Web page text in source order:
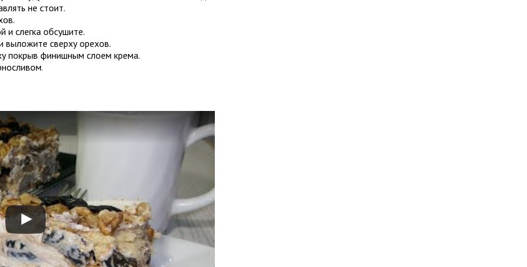
не стоит.
и слегка обсушите.
выложите сверху орехов.
покрыв финишным слоем крема.
.